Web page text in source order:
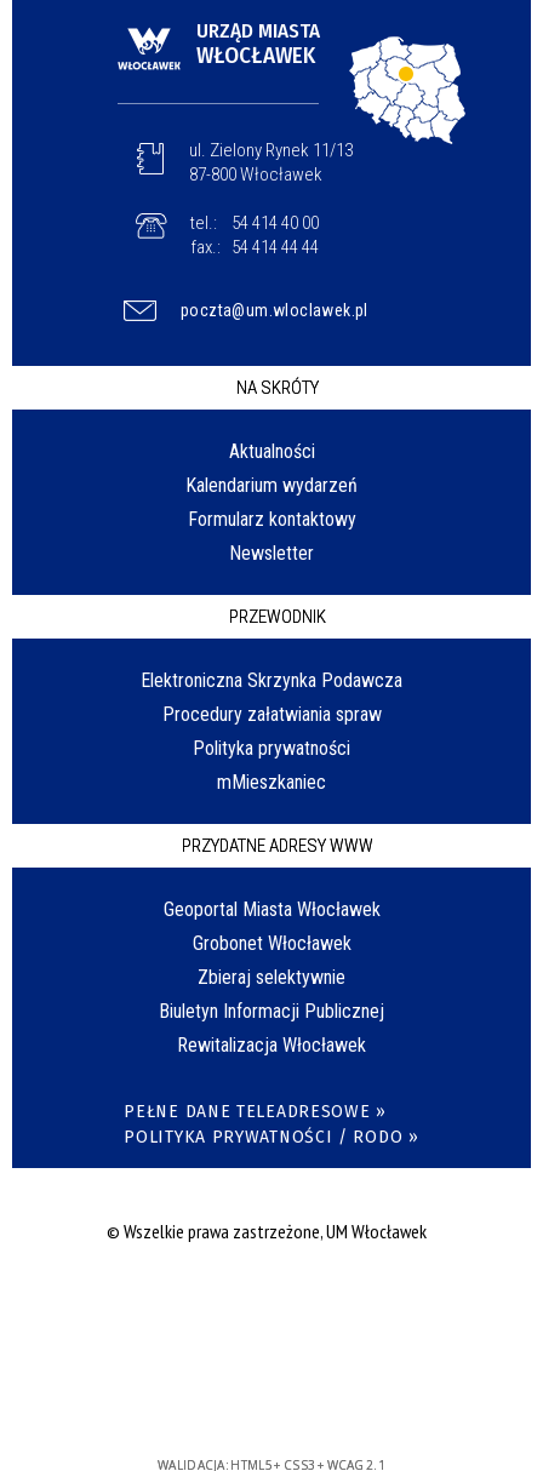
URZĄD MIASTA
WŁOCŁAWEK
ul. Zielony Rynek 11/13
87-800 Włocławek
tel.:
54 414 40 00
fax.:
54 414 44 44
poczta@um.wloclawek.pl
NA SKRÓTY
Aktualności
Kalendarium wydarzeń
Formularz kontaktowy
Newsletter
PRZEWODNIK
Elektroniczna Skrzynka Podawcza
Procedury załatwiania spraw
Polityka prywatności
mMieszkaniec
PRZYDATNE ADRESY WWW
Geoportal Miasta Włocławek
Grobonet Włocławek
Zbieraj selektywnie
Biuletyn Informacji Publicznej
Rewitalizacja Włocławek
PEŁNE DANE TELEADRESOWE »
POLITYKA PRYWATNOŚCI / RODO »
© Wszelkie prawa zastrzeżone, UM Włocławek
WALIDACJA: HTML5+ CSS3 + WCAG 2.1